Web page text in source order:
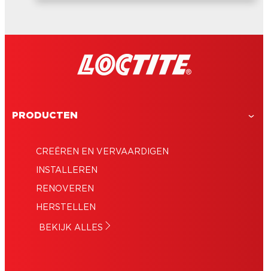
PRODUCTEN
CREËREN EN VERVAARDIGEN
INSTALLEREN
RENOVEREN
HERSTELLEN
BEKIJK ALLES